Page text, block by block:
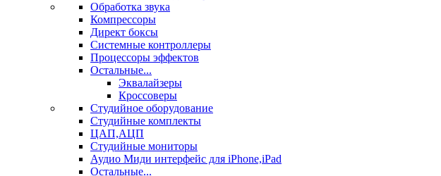
Обработка звука
Компрессоры
Директ боксы
Системные контроллеры
Процессоры эффектов
Остальные...
Эквалайзеры
Кроссоверы
Студийное оборудование
Студийные комплекты
ЦАП,АЦП
Студийные мониторы
Аудио Миди интерфейс для iPhone,iPad
Остальные...